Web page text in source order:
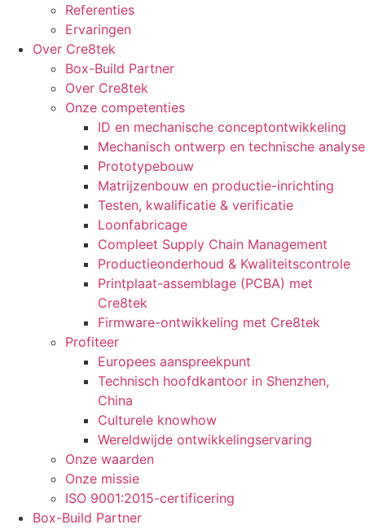
Referenties
Ervaringen
Over Cre8tek
Box-Build Partner
Over Cre8tek
Onze competenties
ID en mechanische conceptontwikkeling
Mechanisch ontwerp en technische analyse
Prototypebouw
Matrijzenbouw en productie-inrichting
Testen, kwalificatie & verificatie
Loonfabricage
Compleet Supply Chain Management
Productieonderhoud & Kwaliteitscontrole
Printplaat-assemblage (PCBA) met
Cre8tek
Firmware-ontwikkeling met Cre8tek
Profiteer
Europees aanspreekpunt
Technisch hoofdkantoor in Shenzhen,
China
Culturele knowhow
Wereldwijde ontwikkelingservaring
Onze waarden
Onze missie
ISO 9001:2015-certificering
Box-Build Partner